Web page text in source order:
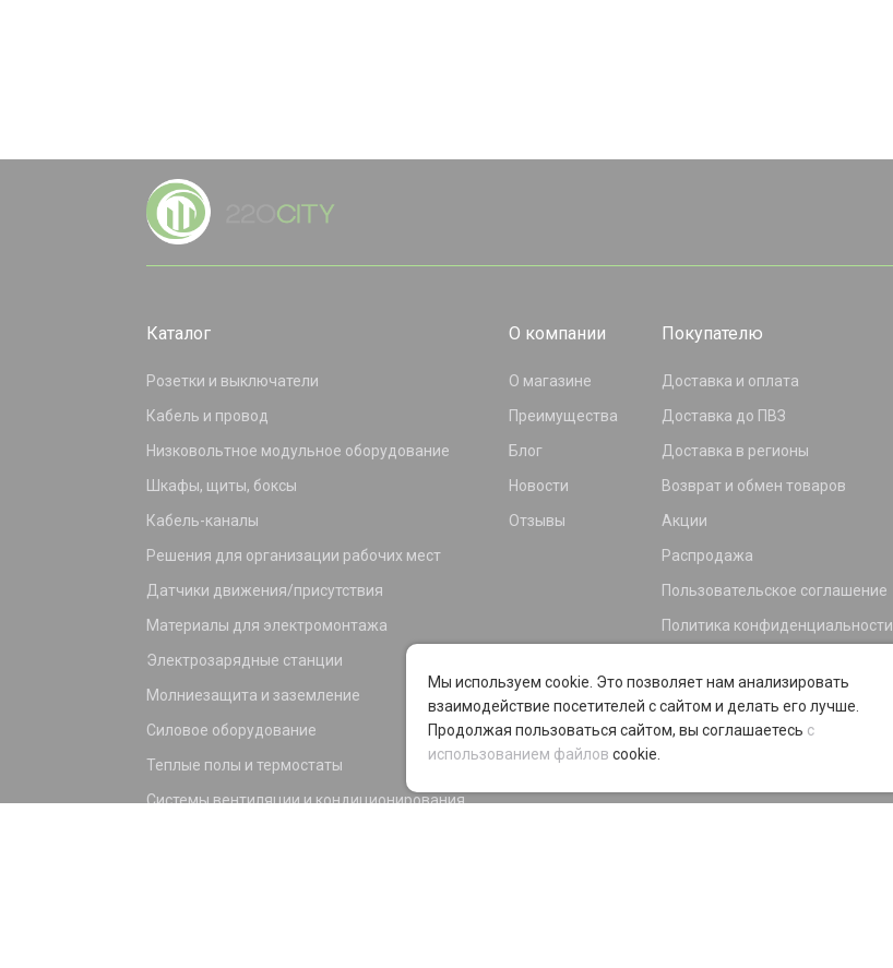
Каталог
Розетки и выключатели
Кабель и провод
Низковольтное модульное оборудование
Шкафы, щиты, боксы
Кабель-каналы
Решения для организации рабочих мест
Датчики движения/присутствия
Материалы для электромонтажа
Электрозарядные станции
Молниезащита и заземление
Силовое оборудование
Теплые полы и термостаты
Системы вентиляции и кондиционирования
О компании
О магазине
Преимущества
Блог
Новости
Отзывы
Покупателю
Доставка и оплата
Доставка до ПВЗ
Доставка в регионы
Возврат и обмен товаров
Акции
Распродажа
Пользовательское соглашение
Политика конфиденциальности
Программа лояльности
Мы используем cookie. Это позволяет нам анализировать
взаимодействие посетителей с сайтом и делать его лучше.
Продолжая пользоваться сайтом, вы соглашаетесь с
использованием файлов cookie.